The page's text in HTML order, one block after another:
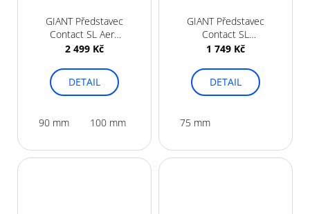
GIANT Představec
Contact SL Aero
10°
2 499 Kč
DETAIL
90 mm 100 mm
GIANT Představec
Contact SL
Aerolight +15°
1 749 Kč
DETAIL
75 mm